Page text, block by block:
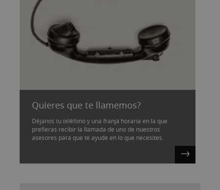
Quieres que te llamemos?
Déjanos tu teléfono y una franja horaria en la que
prefieras recibir la llamada de uno de nuestros
asesores para que te ayude en lo que necesites.